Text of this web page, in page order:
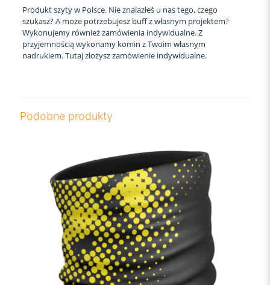
Produkt szyty w Polsce. Nie znalazłeś u nas tego, czego
szukasz? A może potrzebujesz buff z własnym projektem?
Wykonujemy również zamówienia indywidualne. Z
przyjemnością wykonamy komin z Twoim własnym
nadrukiem. Tutaj złożysz zamówienie indywidualne.
Podobne produkty